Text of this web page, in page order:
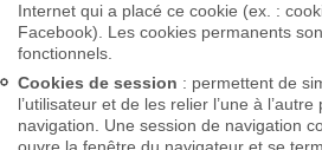
Internet qui a placé ce cookie (ex. :
Facebook). Les cookies permanents
fonctionnels.
Cookies de session : permettent de
l’utilisateur et de les relier l’une à
navigation. Une session de navigation
ouvre la fenêtre du navigateur et se